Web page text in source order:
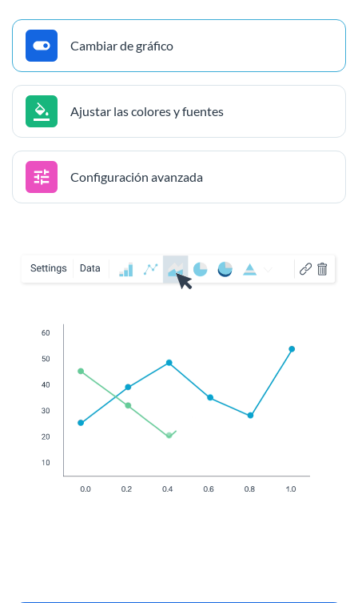
Cambiar de gráfico
Ajustar las colores y fuentes
Configuración avanzada